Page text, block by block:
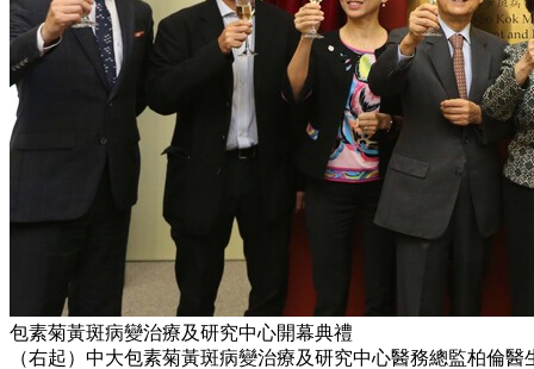
包素菊黃斑病變治療及研究中心開幕典禮
（右起）中大包素菊黃斑病變治療及研究中心醫務總監柏倫